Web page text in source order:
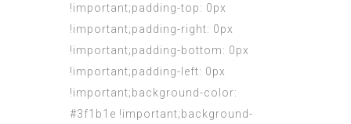
!important;padding-top: 0px
!important;padding-right: 0px
!important;padding-bottom: 0px
!important;padding-left: 0px
!important;background-color:
#3f1b1e !important;background-